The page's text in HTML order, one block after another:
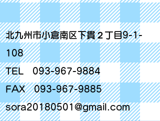
北九州市小倉南区下貫２丁目9-1-
108
TEL
093-967-9884
FAX093-967-9885
sora20180501@gmail.com